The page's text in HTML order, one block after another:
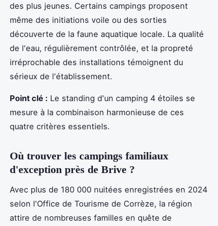
des plus jeunes. Certains campings proposent
même des initiations voile ou des sorties
découverte de la faune aquatique locale. La qualité
de l'eau, régulièrement contrôlée, et la propreté
irréprochable des installations témoignent du
sérieux de l'établissement.
Point clé : Le standing d'un camping 4 étoiles se
mesure à la combinaison harmonieuse de ces
quatre critères essentiels.
Où trouver les campings familiaux
d'exception près de Brive ?
Avec plus de 180 000 nuitées enregistrées en 2024
selon l'Office de Tourisme de Corrèze, la région
attire de nombreuses familles en quête de